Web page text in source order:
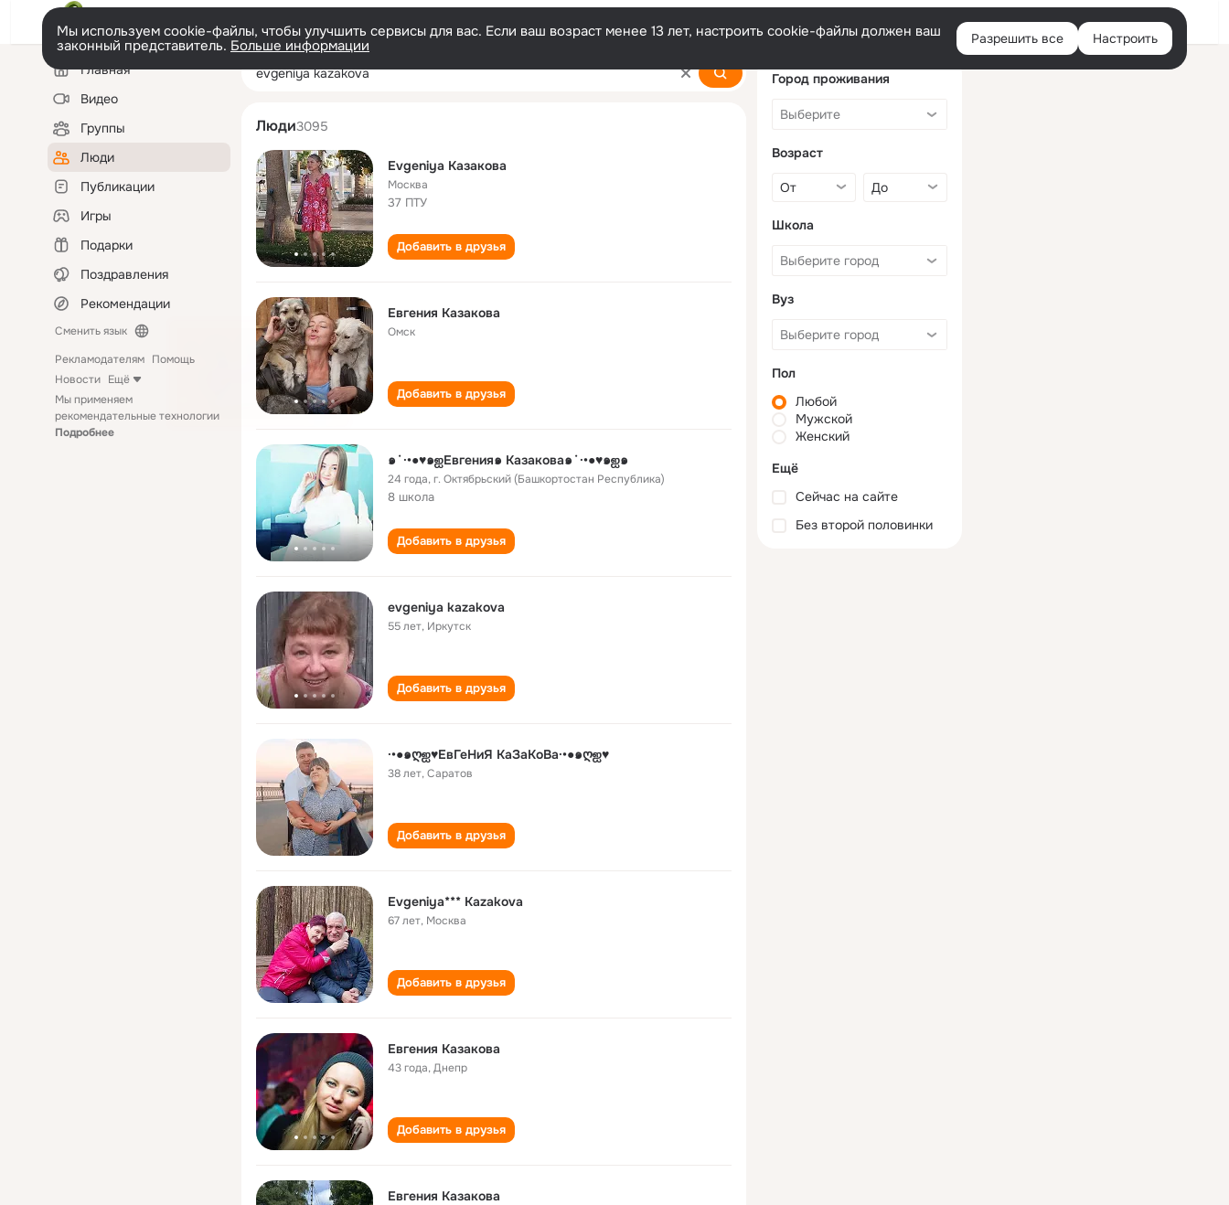
Войти
Мы используем cookie-файлы, чтобы улучшить сервисы для вас. Если ваш возраст менее 13 лет, настроить cookie-файлы должен ваш
законный представитель. Больше информации Разрешить все Настроить
Левая
колонкаГлавная
Видео
Группы
Люди
Публикации
Игры
Подарки
Поздравления
Рекомендации
Сменить язык
Рекламодателям Помощь
Новости Ещё
Мы применяем
рекомендательные технологии
Подробнее
evgeniya kazakova
Люди3095
Evgeniya Казакова
Москва
37 ПТУ
Добавить в друзья
Евгения Казакова
Омск
Добавить в друзья
๑˙·•●♥๑ஐЕвгения๑ Казакова๑˙·•●♥๑ஐ๑
24 года,г. Октябрьский (Башкортостан Республика)
8 школа
Добавить в друзья
evgeniya kazakova
55 лет, Иркутск
Добавить в друзья
·•●๑ღஐ♥ЕвГеНиЯ КаЗаКоВа·•●๑ღஐ♥
38 лет,Саратов
Добавить в друзья
Evgeniya*** Kazakova
67 лет, Москва
Добавить в друзья
Евгения Казакова
43 года,Днепр
Добавить в друзья
Евгения Казакова
Город проживания
Возраст
Школа
Вуз
Пол
Любой
Мужской
Женский
Ещё
Сейчас на сайте
Без второй половинки